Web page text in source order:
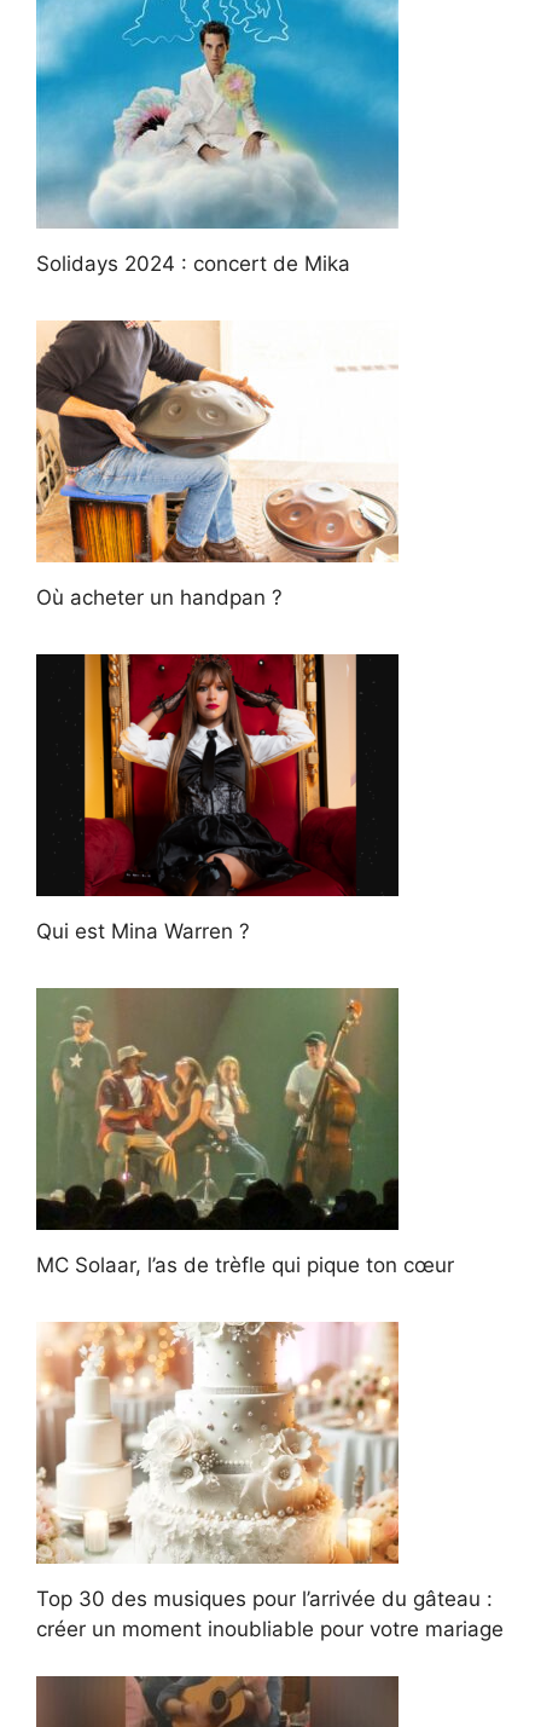
Solidays 2024 : concert de Mika
Où acheter un handpan ?
Qui est Mina Warren ?
MC Solaar, l’as de trèfle qui pique ton cœur
Top 30 des musiques pour l’arrivée du gâteau :
créer un moment inoubliable pour votre mariage